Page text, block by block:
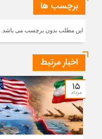
برچسب ها
این مطلب بدون برچسب می باشد.
اخبار مرتبط
۱۵
مرداد